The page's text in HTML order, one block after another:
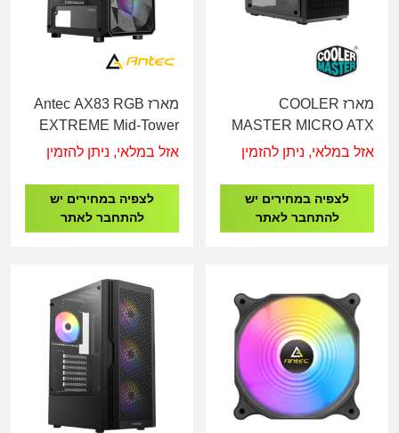
מארז COOLER
MASTER MICRO ATX
MASTER BOX Q300L
אזל במלאי, ניתן להזמין
לצפיה במחירים יש
להתחבר לאתר
מארז Antec AX83 RGB
EXTREME Mid-Tower
אזל במלאי, ניתן להזמין
לצפיה במחירים יש
להתחבר לאתר